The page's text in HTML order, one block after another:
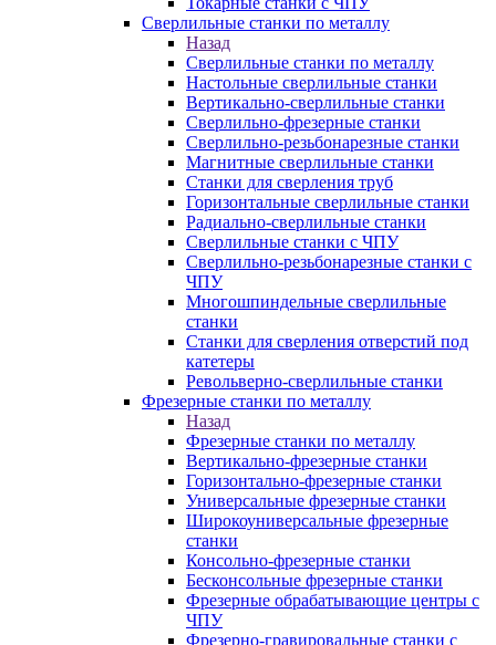
Сверлильные станки по металлу
Назад
Сверлильные станки по металлу
Настольные сверлильные станки
Вертикально-сверлильные станки
Сверлильно-фрезерные станки
Сверлильно-резьбонарезные станки
Магнитные сверлильные станки
Станки для сверления труб
Горизонтальные сверлильные станки
Радиально-сверлильные станки
Сверлильные станки с ЧПУ
Сверлильно-резьбонарезные станки с
ЧПУ
Многошпиндельные сверлильные
станки
Станки для сверления отверстий под
катетеры
Револьверно-сверлильные станки
Фрезерные станки по металлу
Назад
Фрезерные станки по металлу
Вертикально-фрезерные станки
Горизонтально-фрезерные станки
Универсальные фрезерные станки
Широкоуниверсальные фрезерные
станки
Консольно-фрезерные станки
Бесконсольные фрезерные станки
Фрезерные обрабатывающие центры с
ЧПУ
Фрезерно-гравировальные станки с